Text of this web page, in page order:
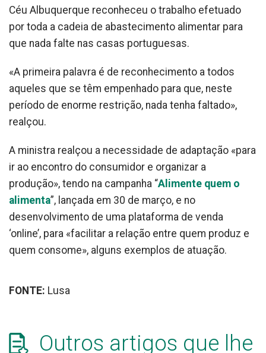
Céu Albuquerque reconheceu o trabalho efetuado
por toda a cadeia de abastecimento alimentar para
que nada falte nas casas portuguesas.
«A primeira palavra é de reconhecimento a todos
aqueles que se têm empenhado para que, neste
período de enorme restrição, nada tenha faltado»,
realçou.
A ministra realçou a necessidade de adaptação «para
ir ao encontro do consumidor e organizar a
produção», tendo na campanha “Alimente quem o
alimenta”, lançada em 30 de março, e no
desenvolvimento de uma plataforma de venda
‘online’, para «facilitar a relação entre quem produz e
quem consome», alguns exemplos de atuação.
FONTE: Lusa
Outros artigos que lhe